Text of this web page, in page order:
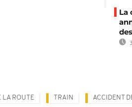
La
LA ROUTE TRAIN ACCIDENT